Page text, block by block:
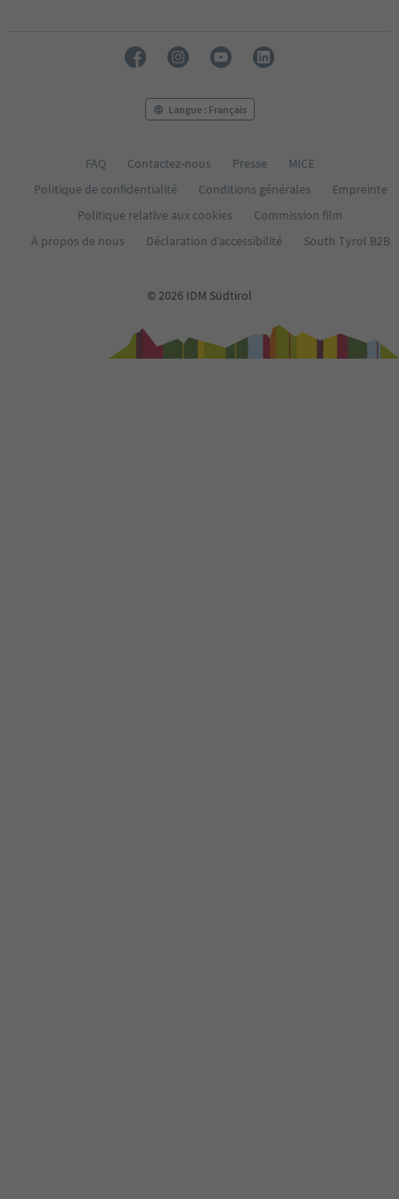
Langue : Français
FAQ Contactez-nous Presse
MICE
Politique de confidentialité
Conditions générales
Empreinte
Politique relative aux cookies
Commission film
À propos de nous
Déclaration d’accessibilité South Tyrol B2B
© 2026 IDM Südtirol